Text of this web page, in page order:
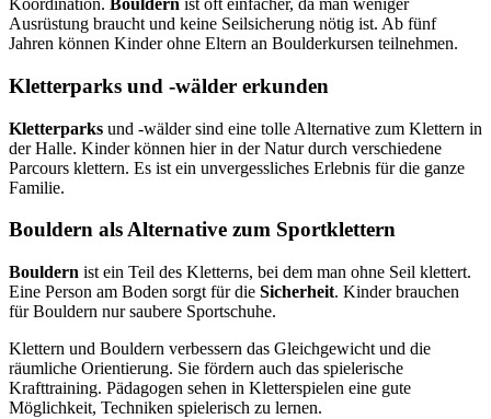
Koordination. Bouldern ist oft einfacher, da man weniger
Ausrüstung braucht und keine Seilsicherung nötig ist. Ab fünf
Jahren können Kinder ohne Eltern an Boulderkursen teilnehmen.
Kletterparks und -wälder erkunden
Kletterparks und -wälder sind eine tolle Alternative zum Klettern in
der Halle. Kinder können hier in der Natur durch verschiedene
Parcours klettern. Es ist ein unvergessliches Erlebnis für die ganze
Familie.
Bouldern als Alternative zum Sportklettern
Bouldern ist ein Teil des Kletterns, bei dem man ohne Seil klettert.
Eine Person am Boden sorgt für die Sicherheit. Kinder brauchen
für Bouldern nur saubere Sportschuhe.
Klettern und Bouldern verbessern das Gleichgewicht und die
räumliche Orientierung. Sie fördern auch das spielerische
Krafttraining. Pädagogen sehen in Kletterspielen eine gute
Möglichkeit, Techniken spielerisch zu lernen.